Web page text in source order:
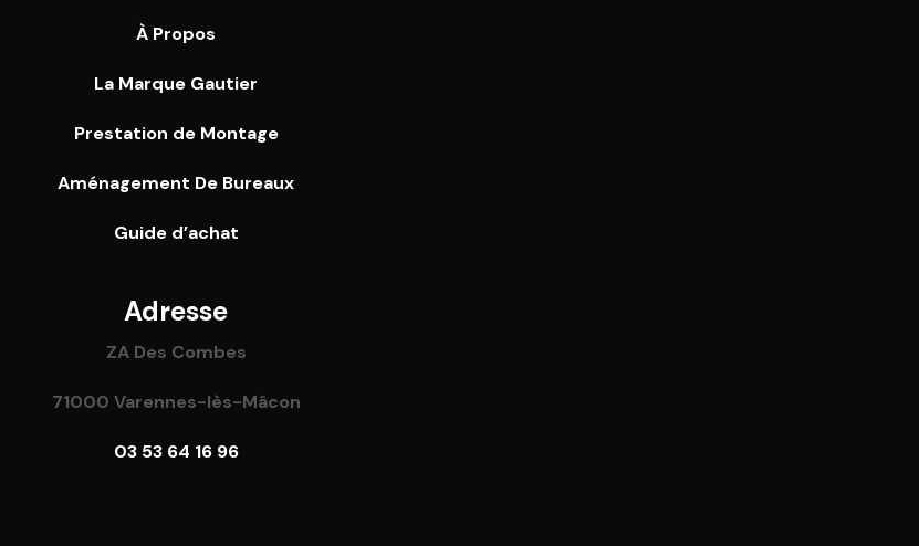
À Propos
La Marque Gautier
Prestation de Montage
Aménagement De Bureaux
Guide d’achat
Adresse
ZA Des Combes
71000 Varennes-lès-Mâcon
03 53 64 16 96